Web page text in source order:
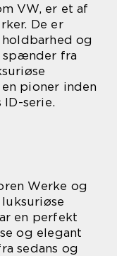
VW, er et af
De er
og
spænder fra
pioner inden
serie.
Werke og
en perfekt
og elegant
sedans og